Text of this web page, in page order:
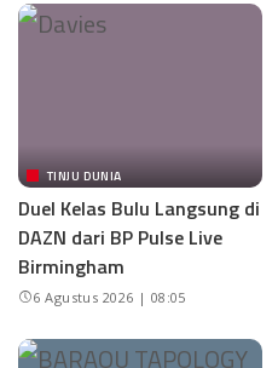
TINJU DUNIA
Duel Kelas Bulu Langsung di
DAZN dari BP Pulse Live
Birmingham
6 Agustus 2026 | 08:05